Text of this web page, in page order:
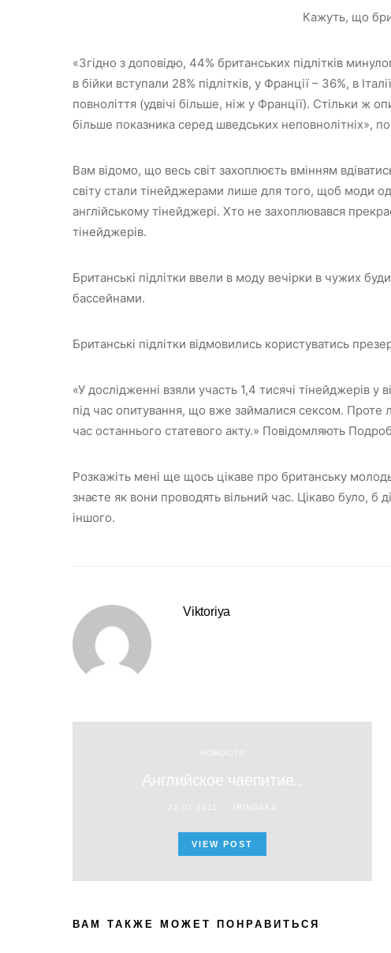
Кажуть, що
«Згідно з доповідю, 44% британських підлітків
в бійки вступали 28% підлітків, у Франції – 36%, в
повноліття (удвічі більше, ніж у Франції). Стільки ж
більше показника серед шведських неповнолітніх»,
Вам відомо, що весь світ захоплюєть вмінням
світу стали тінейджерами лише для того, щоб моди
англійському тінейджері. Хто не захоплювався
тінейджерів.
Британські підлітки ввели в моду вечірки в чужих
бассейнами.
Британські підлітки відмовились користуватись
«У дослідженні взяли участь 1,4 тисячі тінейджерів у
під час опитування, що вже займалися сексом. Проте
час останнього статевого акту.» Повідомляють
Розкажіть мені ще щось цікаве про британську
знаєте як вони проводять вільний час. Цікаво було, б
іншого.
Viktoriya
НОВОСТИ
Английское чаепитие..
IRINO4KA
VIEW POST
ВАМ ТАКЖЕ МОЖЕТ ПОНРАВИТЬСЯ